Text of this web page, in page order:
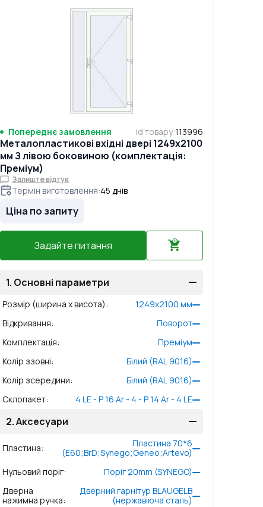
Попереднє замовлення id товару:113996
Металопластикові вхідні двері 1249x2100
мм З лівою боковиною (комплектація:
Преміум)
Залиште відгук
Термін виготовлення:45 днів
Ціна по запиту
Задайте питання
1. Основні параметри
Розмір (ширина x висота): 1249x2100 мм
Відкривання:
Поворот
Комплектація:
Преміум
Колір ззовні:
Білий (RAL 9016)
Колір зсередини:
Білий (RAL 9016)
Склопакет: 4 LE - P 16 Ar - 4 - P 14 Ar - 4 LE
2.Аксесуари
Пластина:
Пластина 70*6
(E60;BrD;Synego;Geneo;Artevo)
Нульовий поріг:
Поріг 20mm (SYNEGO)
Дверна
нажимна ручка:
Дверний гарнітур BLAUGELB
(нержавіюча сталь)